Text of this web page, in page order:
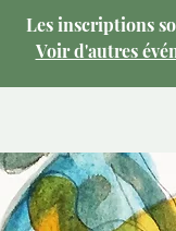
Les inscriptions
Voir d'autres